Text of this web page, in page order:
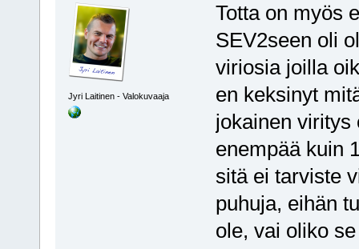
Jyri Laitinen - Valokuvaaja
Totta on myös
SEV2seen oli
viriosia joilla
en keksinyt
jokainen viritys
enempää kuin
sitä ei tarviste
puhuja, eihän
ole, vai oliko